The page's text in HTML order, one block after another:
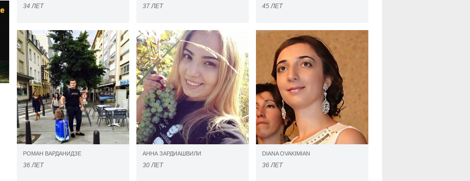
34 ЛЕТ 37 ЛЕТ 45 ЛЕТ
РОМАН ВАРДАНИДЗЕ
36 ЛЕТ
АННА ЗАРДИАШВИЛИ
30 ЛЕТ
DIANA OVAKIMIAN
36 ЛЕТ